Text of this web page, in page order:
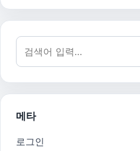
검색어:
메타
로그인